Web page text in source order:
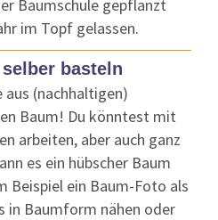
Baumschule gepflanzt
im Topf gelassen.
basteln
(nachhaltigen)
Baum! Du könntest mit
arbeiten, aber auch ganz
es ein hübscher Baum
Beispiel ein Baum-Foto als
in Baumform nähen oder